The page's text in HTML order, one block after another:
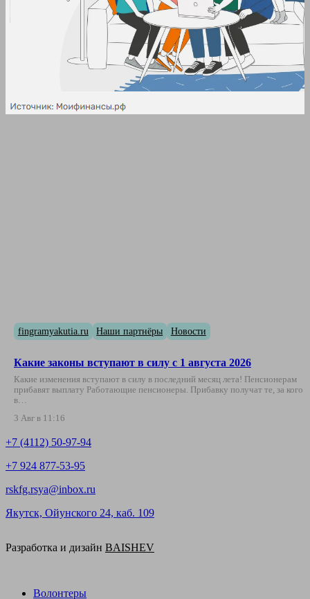
fingramyakutia.ru Наши партнёры Новости
Какие законы вступают в силу с 1 августа 2026
Какие изменения вступают в силу в последний месяц лета! Пенсионерам
прибавят выплату Работающие пенсионеры. Прибавку получат те, за кого
в…
3 Авг в 11:16
+7 (4112) 50-97-94
+7 924 877-53-95
rskfg.rsya@inbox.ru
Якутск, Ойунского 24, каб. 109
Разработка и дизайн BAISHEV
Волонтеры